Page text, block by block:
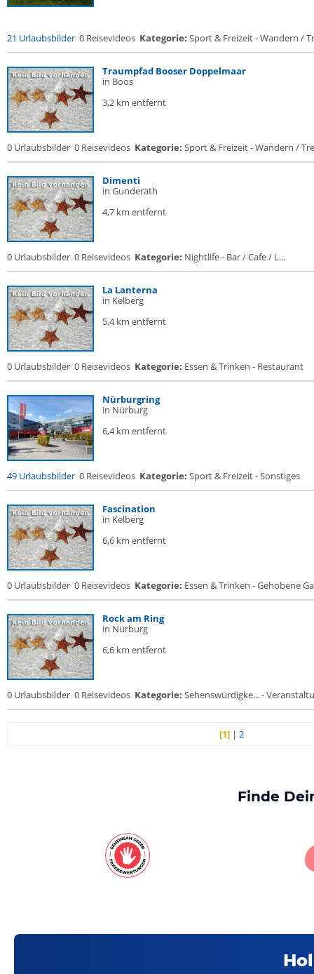
21 Urlaubsbilder 0 Reisevideos Kategorie: Sport & Freizeit - Wandern /
Traumpfad Booser Doppelmaar
in Boos
3,2 km entfernt
0 Urlaubsbilder 0 Reisevideos Kategorie: Sport & Freizeit - Wandern /
Dimenti
in Gunderath
4,7 km entfernt
0 Urlaubsbilder 0 Reisevideos Kategorie: Nightlife - Bar / Cafe / L...
La Lanterna
in Kelberg
5,4 km entfernt
0 Urlaubsbilder 0 Reisevideos Kategorie: Essen & Trinken - Restaurant
Nürburgring
in Nürburg
6,4 km entfernt
49 Urlaubsbilder 0 Reisevideos Kategorie: Sport & Freizeit - Sonstiges
Fascination
in Kelberg
6,6 km entfernt
0 Urlaubsbilder 0 Reisevideos Kategorie: Essen & Trinken - Gehobene
Rock am Ring
in Nürburg
6,6 km entfernt
0 Urlaubsbilder 0 Reisevideos Kategorie: Sehenswürdigke... -
[1] |2
Finde